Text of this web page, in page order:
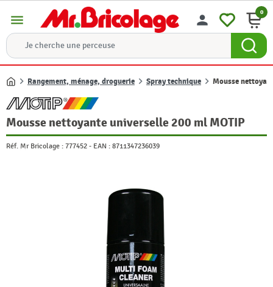
menu person 0
Accueil
Rangement, ménage, droguerie Spray technique Mousse
Mousse nettoyante universelle 200 ml MOTIP
Réf. Mr Bricolage : 777452 - EAN : 8711347236039